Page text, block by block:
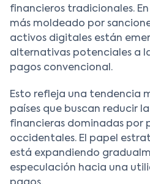
financieros tradicionales.
más moldeado por
activos digitales están
alternativas potenciales a
pagos convencional.
Esto refleja una tendencia
países que buscan reducir
financieras dominadas por
occidentales. El papel
está expandiendo
especulación hacia una